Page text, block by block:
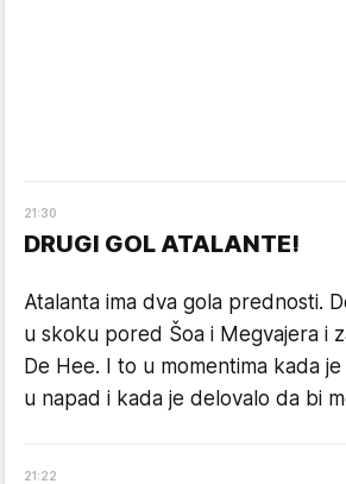
21:30
DRUGI GOL ATALANTE!
Atalanta ima dva gola prednosti.
u skoku pored Šoa i Megvajera i
De Hee. I to u momentima kada
u napad i kada je delovalo da bi
21:22